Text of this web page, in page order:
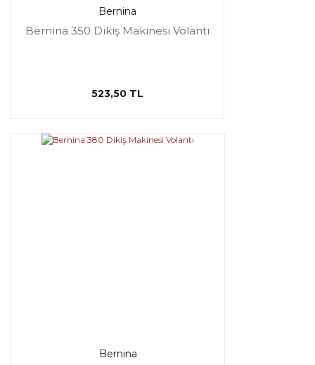
Bernina
Bernina 350 Dikiş Makinesi Volantı
523,50 TL
Bernina